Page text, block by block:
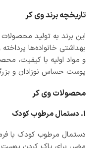
تاریخچه برند وی کر
این برند به تولید
بهداشتی خانواده‌ها پرداخته
و مواد اولیه با کیفیت،
پوست حساس نوزادان و
محصولات وی کر
1. دستمال مرطوب کودک
دستمال مرطوب کودک با